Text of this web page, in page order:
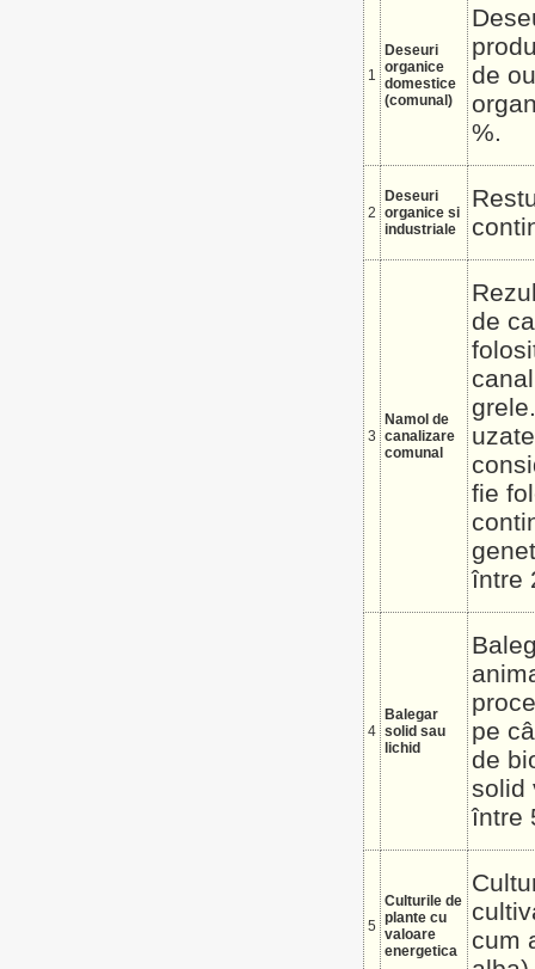
1
Deseuri
organice
domestice
(comunal)
de
%.
2
Deseuri
organice si
industriale
3
Namol de
canalizare
comunal
de
fie
între
4
Balegar
solid sau
lichid
pe
de
solid
între
5
Culturile de
plante cu
valoare
energetica
cum